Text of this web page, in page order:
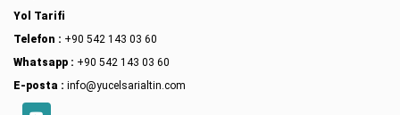
Yol Tarifi
Telefon : +90 542 143 03 60
Whatsapp : +90 542 143 03 60
E-posta : info@yucelsarialtin.com